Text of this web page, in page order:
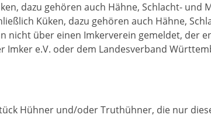
dazu gehören auch Hähne, Schlacht- und
Küken, dazu gehören auch Hähne,
nicht über einen Imkerverein gemeldet, der
Imker e.V. oder dem Landesverband
Hühner und/oder Truthühner, die nur